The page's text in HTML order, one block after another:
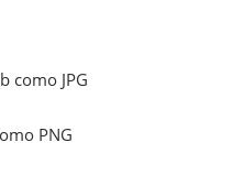
como JPG
PNG